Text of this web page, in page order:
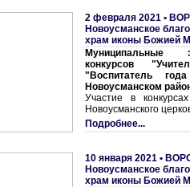
2 февраля 2021 •
Новоусманское
храм иконы Божией
Муниципальные
конкурсов
"Воспитатель
Новоусманском
Участие в
Новоусманского
Подробнее...
10 января 2021 •
Новоусманское
храм иконы Божией